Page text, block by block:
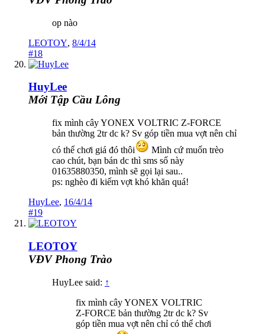
op nào
LEOTOY, 8/4/14
#18
HuyLee
Mới Tập Cầu Lông
fix mình cây YONEX VOLTRIC Z-FORCE
bản thường 2tr dc k? Sv góp tiền mua vợt nên chỉ
có thể chơi giá đó thôi
Mình cứ muốn trèo
cao chút, bạn bán dc thì sms số này
01635880350, mình sẽ gọi lại sau..
ps: nghèo đi kiếm vợt khó khăn quá!
HuyLee, 16/4/14
#19
LEOTOY
VĐV Phong Trào
HuyLee said: ↑
fix mình cây YONEX VOLTRIC
Z-FORCE bản thường 2tr dc k? Sv
góp tiền mua vợt nên chỉ có thể chơi